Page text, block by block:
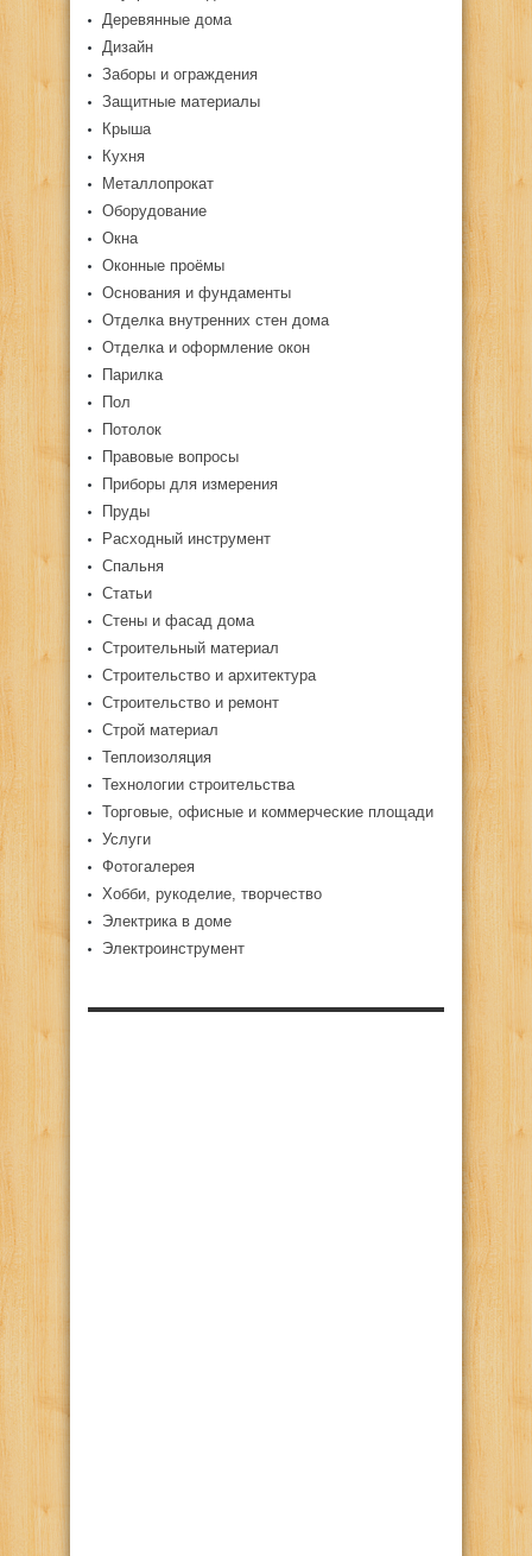
Деревянные дома
Дизайн
Заборы и ограждения
Защитные материалы
Крыша
Кухня
Металлопрокат
Оборудование
Окна
Оконные проёмы
Основания и фундаменты
Отделка внутренних стен дома
Отделка и оформление окон
Парилка
Пол
Потолок
Правовые вопросы
Приборы для измерения
Пруды
Расходный инструмент
Спальня
Статьи
Стены и фасад дома
Строительный материал
Строительство и архитектура
Строительство и ремонт
Строй материал
Теплоизоляция
Технологии строительства
Торговые, офисные и коммерческие площади
Услуги
Фотогалерея
Хобби, рукоделие, творчество
Электрика в доме
Электроинструмент